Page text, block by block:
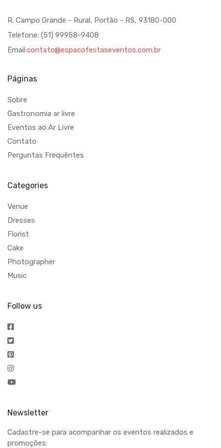
R. Campo Grande - Rural, Portão - RS, 93180-000
Telefone: (51) 99958-9408
Email:contato@espacofestaseventos.com.br
Páginas
Sobre
Gastronomia ar livre
Eventos ao Ar Livre
Contato
Perguntas Frequêntes
Categories
Venue
Dresses
Florist
Cake
Photographer
Music
Follow us
Newsletter
Cadastre-se para acompanhar os eventos realizados e
promoções: